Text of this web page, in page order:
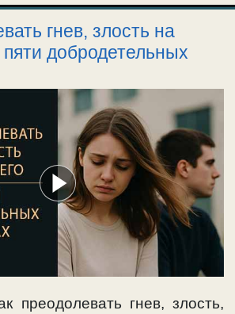
гнев, злость на
добродетельных
преодолевать гнев, злость,